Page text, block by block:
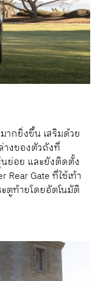
กยิ่งขึ้น เสริมด้วย
งของตัวถังที่
ย่อย และยังติดตั้ง
Gate ที่ใช้เท้า
ตูท้ายโดยอัตโนมัติ